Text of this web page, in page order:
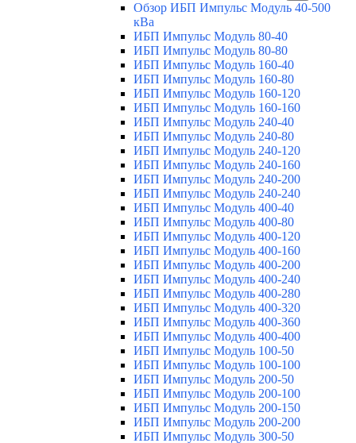
Обзор ИБП Импульс Модуль 40-500
кВа
ИБП Импульс Модуль 80-40
ИБП Импульс Модуль 80-80
ИБП Импульс Модуль 160-40
ИБП Импульс Модуль 160-80
ИБП Импульс Модуль 160-120
ИБП Импульс Модуль 160-160
ИБП Импульс Модуль 240-40
ИБП Импульс Модуль 240-80
ИБП Импульс Модуль 240-120
ИБП Импульс Модуль 240-160
ИБП Импульс Модуль 240-200
ИБП Импульс Модуль 240-240
ИБП Импульс Модуль 400-40
ИБП Импульс Модуль 400-80
ИБП Импульс Модуль 400-120
ИБП Импульс Модуль 400-160
ИБП Импульс Модуль 400-200
ИБП Импульс Модуль 400-240
ИБП Импульс Модуль 400-280
ИБП Импульс Модуль 400-320
ИБП Импульс Модуль 400-360
ИБП Импульс Модуль 400-400
ИБП Импульс Модуль 100-50
ИБП Импульс Модуль 100-100
ИБП Импульс Модуль 200-50
ИБП Импульс Модуль 200-100
ИБП Импульс Модуль 200-150
ИБП Импульс Модуль 200-200
ИБП Импульс Модуль 300-50